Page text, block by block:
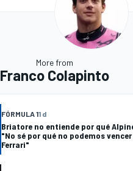
More from
Franco Colapinto
FÓRMULA 11 d
Briatore no entiende por qué
"No sé por qué no podemos vencer
Ferrari"